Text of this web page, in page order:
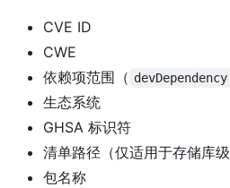
CVE ID
CWE
依赖项范围（ devDependency
生态系统
GHSA 标识符
清单路径（仅适用于存储库级
包名称